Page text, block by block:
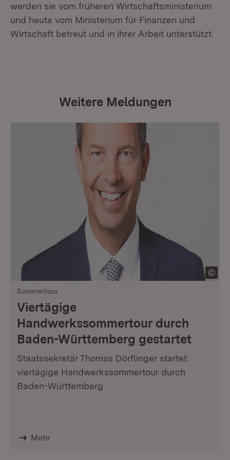
werden sie vom früheren Wirtschaftsministerium
und heute vom Ministerium für Finanzen und
Wirtschaft betreut und in ihrer Arbeit unterstützt.
Weitere Meldungen
Sommertour
Viertägige
Handwerkssommertour durch
Baden-Württemberg gestartet
Staatssekretär Thomas Dörflinger startet
viertägige Handwerkssommertour durch
Baden-Württemberg.
Mehr